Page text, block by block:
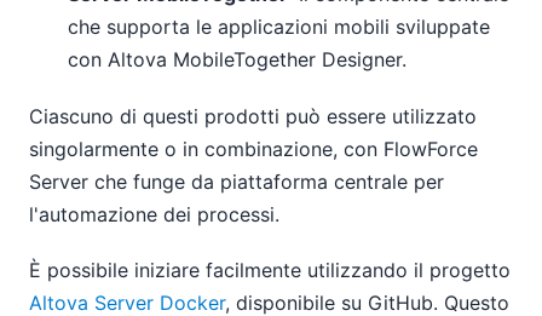
che supporta le applicazioni mobili sviluppate
con Altova MobileTogether Designer.
Ciascuno di questi prodotti può essere utilizzato
singolarmente o in combinazione, con FlowForce
Server che funge da piattaforma centrale per
l'automazione dei processi.
È possibile iniziare facilmente utilizzando il progetto
Altova Server Docker, disponibile su GitHub. Questo